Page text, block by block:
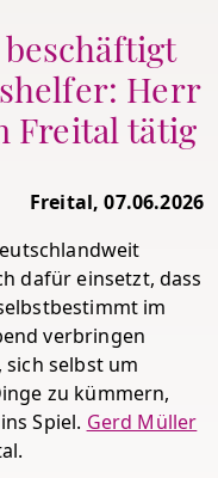
Herr
Freital tätig
Freital, 07.06.2026
dafür einsetzt, dass
im
verbringen
selbst um
zu kümmern,
Spiel. Gerd Müller